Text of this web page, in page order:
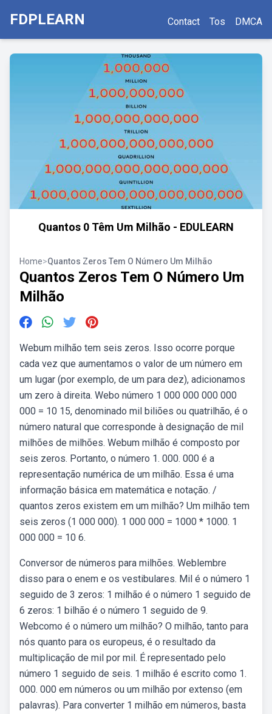
FDPLEARN Contact Tos DMCA
Quantos 0 Têm Um Milhão - EDULEARN
Home>Quantos Zeros Tem O Número Um Milhão
Quantos Zeros Tem O Número Um
Milhão
Webum milhão tem seis zeros. Isso ocorre porque
cada vez que aumentamos o valor de um número em
um lugar (por exemplo, de um para dez), adicionamos
um zero à direita. Webo número 1 000 000 000 000
000 = 10 15, denominado mil biliões ou quatrilhão, é o
número natural que corresponde à designação de mil
milhões de milhões. Webum milhão é composto por
seis zeros. Portanto, o número 1. 000. 000 é a
representação numérica de um milhão. Essa é uma
informação básica em matemática e notação. /
quantos zeros existem em um milhão? Um milhão tem
seis zeros (1 000 000). 1 000 000 = 1000 * 1000. 1
000 000 = 10 6.
Conversor de números para milhões. Weblembre
disso para o enem e os vestibulares. Mil é o número 1
seguido de 3 zeros: 1 milhão é o número 1 seguido de
6 zeros: 1 bilhão é o número 1 seguido de 9.
Webcomo é o número um milhão? O milhão, tanto para
nós quanto para os europeus, é o resultado da
multiplicação de mil por mil. É representado pelo
número 1 seguido de seis. 1 milhão é escrito como 1.
000. 000 em números ou um milhão por extenso (em
palavras). Para converter 1 milhão em números, basta